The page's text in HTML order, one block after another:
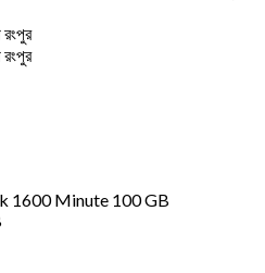
1600 Minute 100 GB